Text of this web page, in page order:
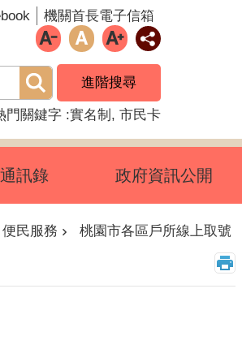
機關首長電子信箱
進階搜尋
門關鍵字 實名制 市民卡
訊錄 政府資訊公開
便民服務 桃園市各區戶所線上取號